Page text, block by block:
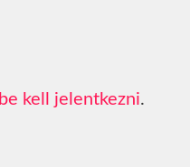
be kell jelentkezni.